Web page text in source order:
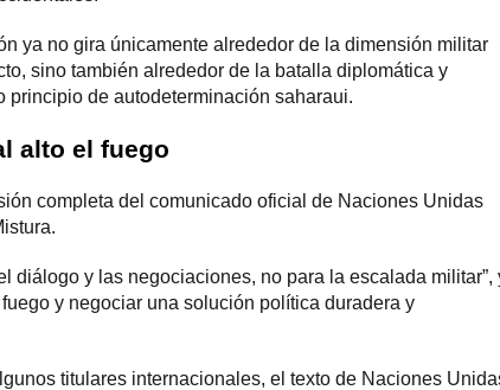
ya no gira únicamente alrededor de la dimensión militar
sino también alrededor de la batalla diplomática y
principio de autodeterminación saharaui.
alto el fuego
completa del comunicado oficial de Naciones Unidas
diálogo y las negociaciones, no para la escalada militar”,
y negociar una solución política duradera y
titulares internacionales, el texto de Naciones